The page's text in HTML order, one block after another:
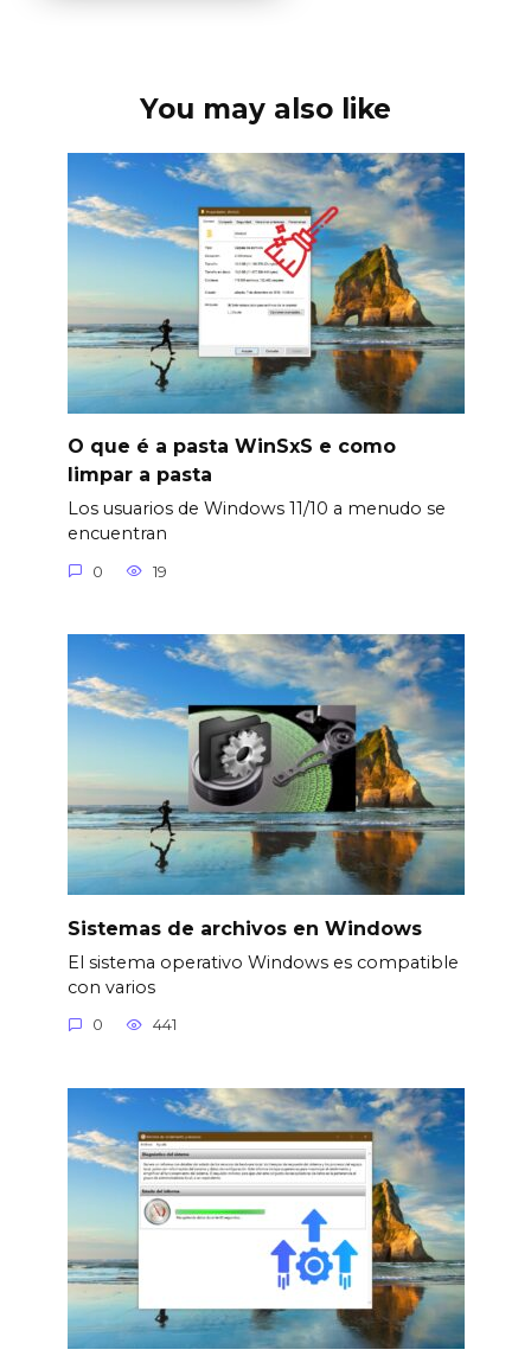
You may also like
O que é a pasta WinSxS e como
limpar a pasta
Los usuarios de Windows 11/10 a menudo se
encuentran
0 19
Sistemas de archivos en Windows
El sistema operativo Windows es compatible
con varios
0 441